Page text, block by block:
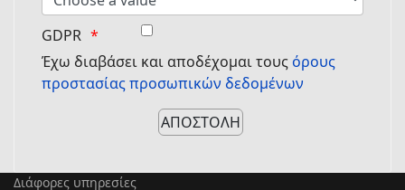
GDPR
Έχω διαβάσει και αποδέχομαι τουςόρους
προστασίας προσωπικών δεδομένων
Διάφορες υπηρεσίες